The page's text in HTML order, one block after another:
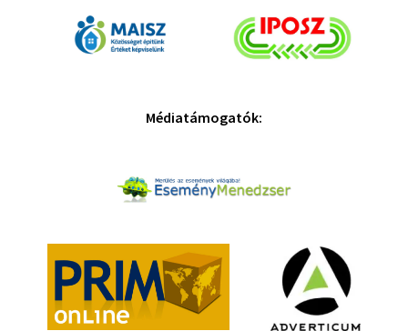
Médiatámogatók: